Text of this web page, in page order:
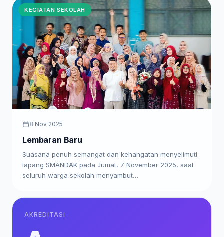
KEGIATAN SEKOLAH
8 Nov 2025
Lembaran Baru
Suasana penuh semangat dan kehangatan menyelimuti
lapang SMANDAK pada Jumat, 7 November 2025, saat
seluruh warga sekolah menyambut…
AKREDITASI